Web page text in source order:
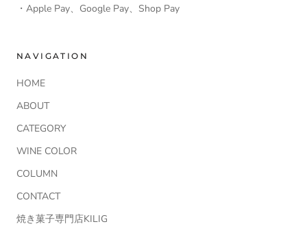
・Apple Pay、Google Pay、Shop Pay
NAVIGATION
HOME
ABOUT
CATEGORY
WINE COLOR
COLUMN
CONTACT
焼き菓子専門店KILIG